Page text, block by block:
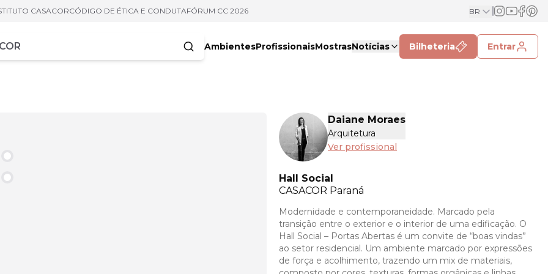
CASACORCÓDIGO DE ÉTICA E CONDUTAFÓRUM CC 2026 BR
AmbientesProfissionaisMostrasNotícias Bilheteria Entrar
Daiane Moraes
Arquitetura
Ver profissional
Hall Social
CASACOR Paraná
Modernidade e contemporaneidade. Marcado pela
transição entre o exterior e o interior de uma edificação. O
Hall Social – Portas Abertas é um convite de “boas vindas”
ao setor residencial. Um ambiente marcado por expressões
de força e acolhimento, trazendo um mix de materiais,